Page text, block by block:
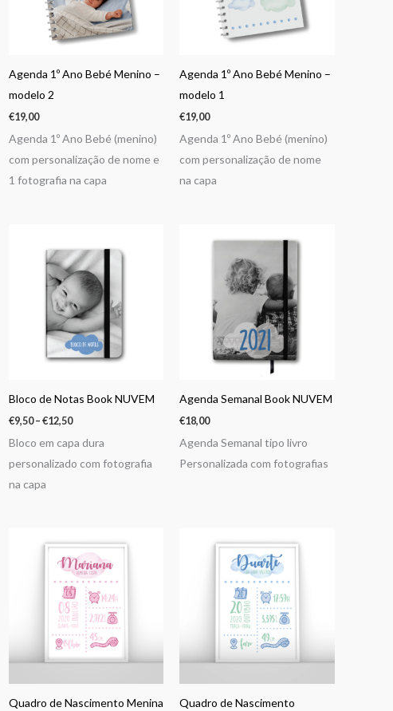
Agenda 1º Ano Bebé Menino –
modelo 2
€19,00
Agenda 1º Ano Bebé (menino)
com personalização de nome e
1 fotografia na capa
Agenda 1º Ano Bebé Menino –
modelo 1
€19,00
Agenda 1º Ano Bebé (menino)
com personalização de nome
na capa
Bloco de Notas Book NUVEM
€9,50 – €12,50
€9,50
through
€12,50
Bloco em capa dura
personalizado com fotografia
na capa
Agenda Semanal Book NUVEM
€18,00
Agenda Semanal tipo livro
Personalizada com fotografias
Quadro de Nascimento Menina
Quadro de Nascimento